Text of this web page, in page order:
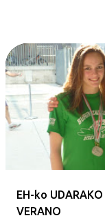
EH-ko
VERANO